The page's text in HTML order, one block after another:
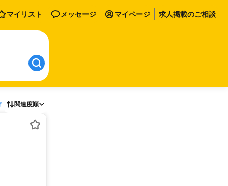
マイリスト メッセージ マイページ 求人掲載のご相談
関連度順